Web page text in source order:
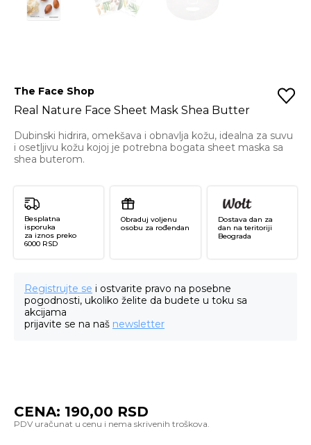
The Face Shop
Real Nature Face Sheet Mask Shea Butter
Dubinski hidrira, omekšava i obnavlja kožu, idealna za suvu
i osetljivu kožu kojoj je potrebna bogata sheet maska sa
shea buterom.
Besplatna
isporuka
za iznos preko
6000 RSD
Obraduj voljenu
osobu za rođendan
Dostava dan za
dan na teritoriji
Beograda
Registrujte se i ostvarite pravo na posebne
pogodnosti, ukoliko želite da budete u toku sa
akcijama
prijavite se na naš newsletter
CENA: 190,00 RSD